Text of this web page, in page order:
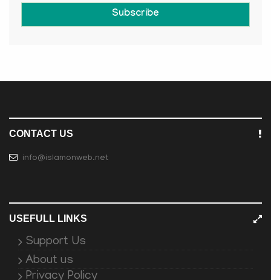
Subscribe
CONTACT US
info@islamonweb.net
USEFULL LINKS
Support Us
About us
Privacy Policy